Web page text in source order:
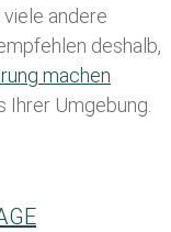
andere
deshalb,
machen
Umgebung.